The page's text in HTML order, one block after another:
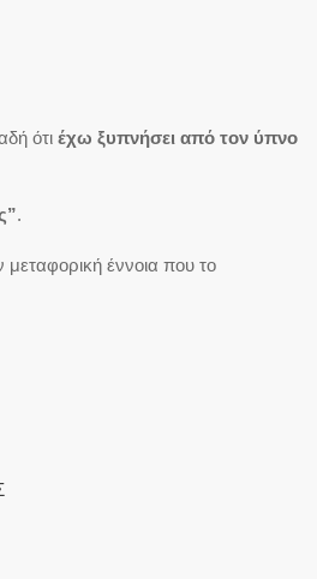
ότι έχω ξυπνήσει από τον ύπνο
.
μεταφορική έννοια που το